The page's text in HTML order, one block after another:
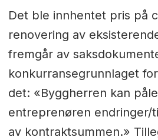
Det ble innhentet pris på
renovering av
fremgår av
konkurransegrunnlaget
det: «Byggherren kan
entreprenøren endringer/
av kontraktsummen.»